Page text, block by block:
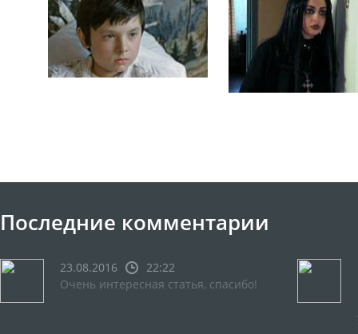
Последние комментарии
23.08.2016
22:22
Очень интересная статья, спасибо!